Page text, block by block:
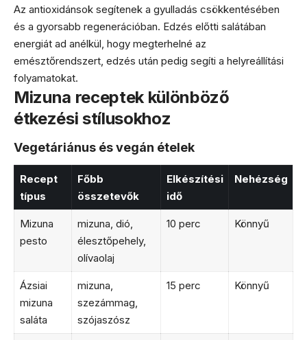
Az antioxidánsok segítenek a gyulladás csökkentésében
és a gyorsabb regenerációban. Edzés előtti salátában
energiát ad anélkül, hogy megterhelné az
emésztőrendszert, edzés után pedig segíti a helyreállítási
folyamatokat.
Mizuna receptek különböző
étkezési stílusokhoz
Vegetáriánus és vegán ételek
Recept
típus
Főbb
összetevők
Elkészítési
idő
Nehézség
Mizuna
pesto
mizuna, dió,
élesztőpehely,
olívaolaj
10 perc Könnyű
Ázsiai
mizuna
saláta
mizuna,
szezámmag,
szójaszósz
15 perc Könnyű